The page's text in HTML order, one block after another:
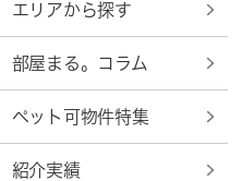
エリアから探す
部屋まる。コラム
ペット可物件特集
紹介実績